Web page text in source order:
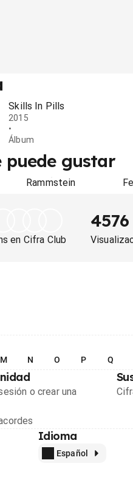
Skills In Pills
2015
•
Álbum
puede gustar
Rammstein
en Cifra Club
4576
M N O P Q
o crear una
Idioma
Español